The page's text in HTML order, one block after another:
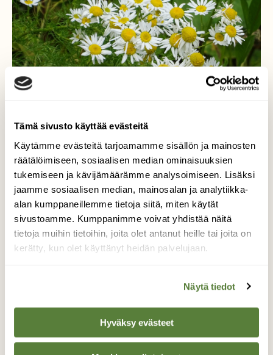
Tämä sivusto käyttää evästeitä
Käytämme evästeitä tarjoamamme sisällön ja mainosten
räätälöimiseen, sosiaalisen median ominaisuuksien
tukemiseen ja kävijämäärämme analysoimiseen. Lisäksi
jaamme sosiaalisen median, mainosalan ja analytiikka-
alan kumppaneillemme tietoja siitä, miten käytät
sivustoamme. Kumppanimme voivat yhdistää näitä
tietoja muihin tietoihin, joita olet antanut heille tai joita on
kerätty, kun olet käyttänyt heidän palvelujaan.
Näytä tiedot
Hyväksy evästeet
Peltosaunio
Peltosauniokin rehottaa nyt keskikesän
vehreydessä monin paikoin komeasti.
Valokuvaaja: Liisa Niiva-Korpela, Lappeenranta
TAKAISIN LISTAAN